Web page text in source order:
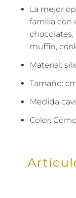
La mejor
familia con
chocolates,
muffin,
Material:
Tamaño:
Medida
Color: